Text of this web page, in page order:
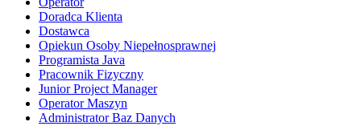
Doradca Klienta
Dostawca
Opiekun Osoby Niepełnosprawnej
Programista Java
Pracownik Fizyczny
Junior Project Manager
Operator Maszyn
Administrator Baz Danych